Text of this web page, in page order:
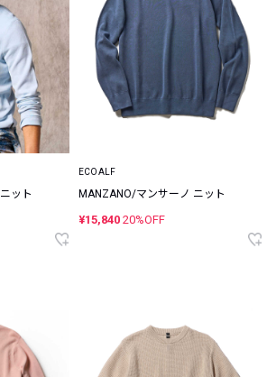
ット
ECOALF
MANZANO/マンサーノ ニット
¥15,840 20%OFF